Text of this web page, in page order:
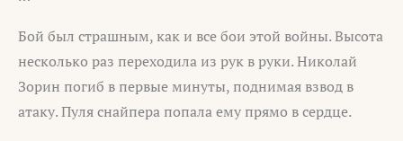
Бой был страшным, как и все бои этой войны. Высота
несколько раз переходила из рук в руки. Николай
Зорин погиб в первые минуты, поднимая взвод в
атаку. Пуля снайпера попала ему прямо в сердце.